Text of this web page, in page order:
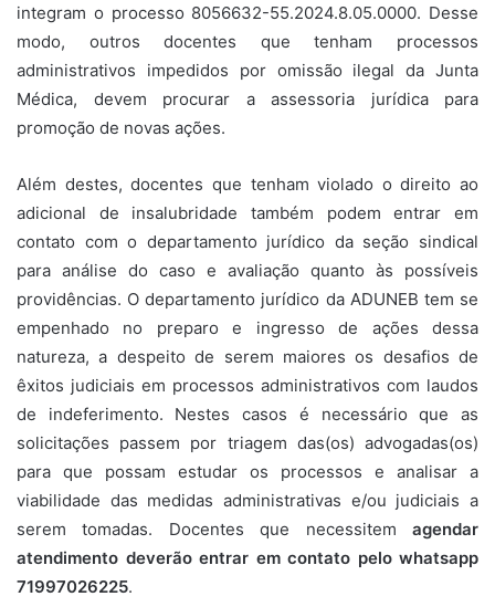
integram o processo 8056632-55.2024.8.05.0000. Desse
modo, outros docentes que tenham processos
administrativos impedidos por omissão ilegal da Junta
Médica, devem procurar a assessoria jurídica para
promoção de novas ações.
Além destes, docentes que tenham violado o direito ao
adicional de insalubridade também podem entrar em
contato com o departamento jurídico da seção sindical
para análise do caso e avaliação quanto às possíveis
providências. O departamento jurídico da ADUNEB tem se
empenhado no preparo e ingresso de ações dessa
natureza, a despeito de serem maiores os desafios de
êxitos judiciais em processos administrativos com laudos
de indeferimento. Nestes casos é necessário que as
solicitações passem por triagem das(os) advogadas(os)
para que possam estudar os processos e analisar a
viabilidade das medidas administrativas e/ou judiciais a
serem tomadas. Docentes que necessitem agendar
atendimento deverão entrar em contato pelo whatsapp
71997026225.